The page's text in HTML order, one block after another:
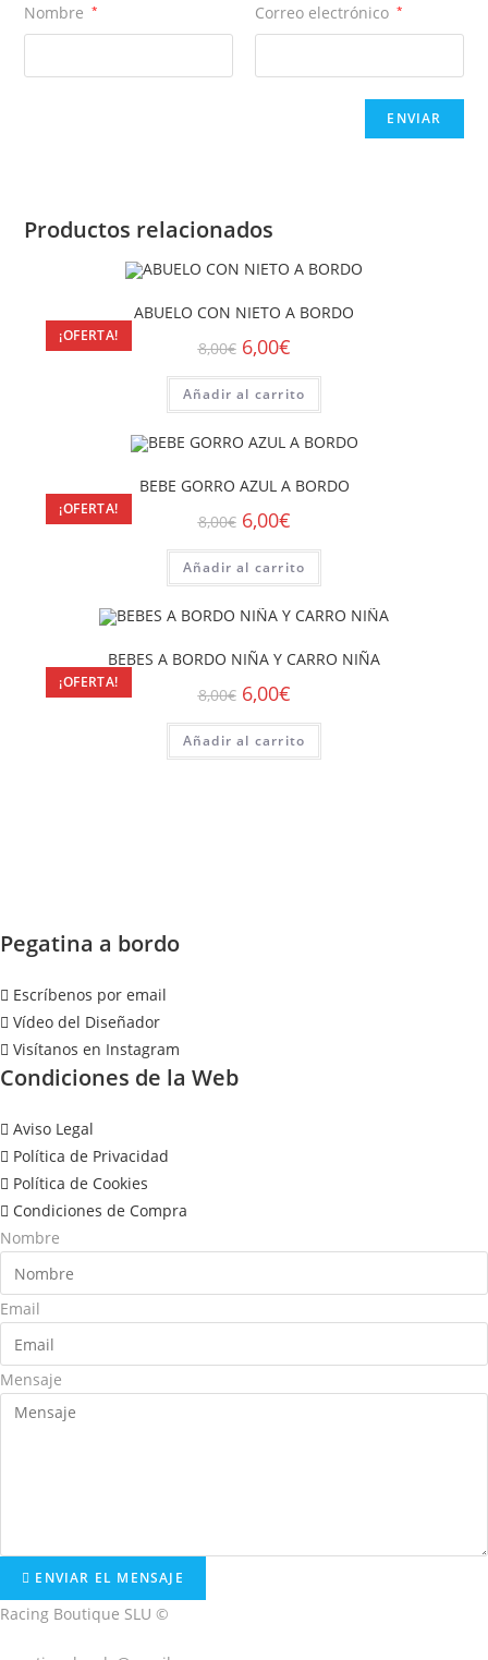
Nombre * Correo electrónico *
Productos relacionados
¡OFERTA!
ABUELO CON NIETO A BORDO
8,00€ 6,00€
Añadir al carrito
¡OFERTA!
BEBE GORRO AZUL A BORDO
8,00€ 6,00€
Añadir al carrito
¡OFERTA!
BEBES A BORDO NIÑA Y CARRO NIÑA
8,00€ 6,00€
Añadir al carrito
Pegatina a bordo
Escríbenos por email
Vídeo del Diseñador
Visítanos en Instagram
Condiciones de la Web
Aviso Legal
Política de Privacidad
Política de Cookies
Condiciones de Compra
Nombre
Email
Mensaje
ENVIAR EL MENSAJE
Racing Boutique SLU ©